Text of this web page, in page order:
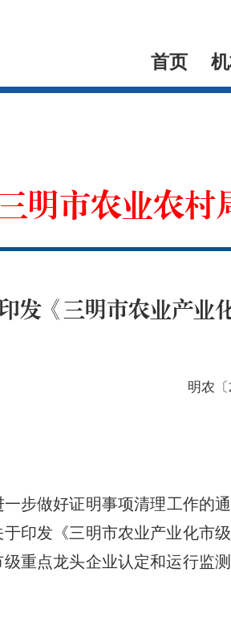
首页
明市农业农村
发《三明市农业产业
明农
步做好证明事项清理工作的
印发《三明市农业产业化市
重点龙头企业认定和运行监